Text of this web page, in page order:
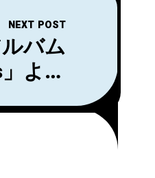
NEXT POST
バム
より